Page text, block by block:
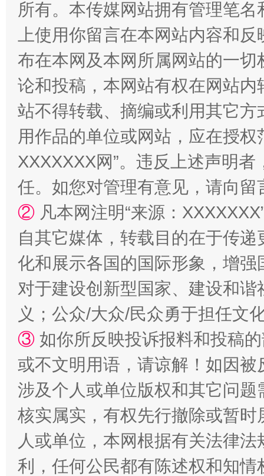
镜头丨大暑三秋近 山西：
如何以同查同治破解风腐交织难题 养老服
一颗心始终滚烫
所有。本传媒网站拥有管理笔
上使用你留言在本网站内容和
布在本网及本网所属网站的一
论和投稿，本网站有权在网站
站不得转载、摘编或利用其它
用作品的单位或网站，应在授
XXXXXXX网”。违反上述声明
任。如您对管理有意见，请向
② 凡本网注明“来源：
自其它媒体，转载目的在于传
化和展示各国的国际形象，增
对于建设创新型国家、建设和
义；公众/大众/民众勇于担任文
③ 如你所反映投诉报料和投稿
或不文明用语，请谅解！如因
涉及个人或单位版权和其它问题
核实属实，有权先行撤除或暂
人或单位，本网根据有关法律
利，任何公民都有陈述权和知情